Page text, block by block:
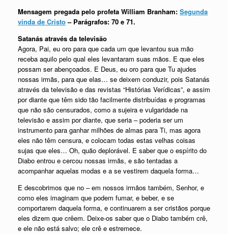
Mensagem pregada pelo profeta William Branham: Segunda
vinda de Cristo– Parágrafos: 70 e 71.
Satanás através da televisão
Agora, Pai, eu oro para que cada um que levantou sua mão
receba aquilo pelo qual eles levantaram suas mãos. E que eles
possam ser abençoados. E Deus, eu oro para que Tu ajudes
nossas irmãs, para que elas… se deixem conduzir, pois Satanás
através da televisão e das revistas “Histórias Verídicas”, e assim
por diante que têm sido tão facilmente distribuídas e programas
que não são censurados, como a sujeira e vulgaridade na
televisão e assim por diante, que seria – poderia ser um
instrumento para ganhar milhões de almas para Ti, mas agora
eles não têm censura, e colocam todas estas velhas coisas
sujas que eles… Oh, quão deplorável. E saber que o espírito do
Diabo entrou e cercou nossas irmãs, e são tentadas a
acompanhar aquelas modas e a se vestirem daquela forma…
E descobrimos que no – em nossos irmãos também, Senhor, e
como eles imaginam que podem fumar, e beber, e se
comportarem daquela forma, e continuarem a ser cristãos porque
eles dizem que crêem. Deixe-os saber que o Diabo também crê,
e ele não está salvo; ele crê e estremece.